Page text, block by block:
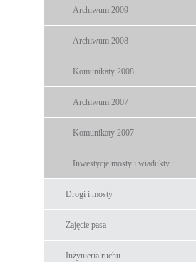
Archiwum 2009
Archiwum 2008
Komunikaty 2008
Archiwum 2007
Komunikaty 2007
Inwestycje mosty i wiadukty
Drogi i mosty
Zajęcie pasa
Inżynieria ruchu